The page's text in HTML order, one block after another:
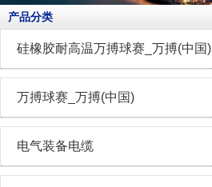
产品分类
硅橡胶耐高温万搏球赛_万搏(中国)
万搏球赛_万搏(中国)
电气装备电缆